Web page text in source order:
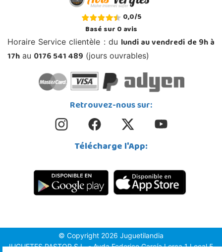
0,0/5
Basé sur0avis
Horaire Service clientèle : du lundi au vendredi de 9h à
17h au 0176 541 489 (jours ouvrables)
Retrouvez-nous sur:
Télécharge l'App:
© Copyright 2026 Juguetilandia
JUGUETES PASTOR S.L. - Avda.Federico García Lorca 1 Local 5,